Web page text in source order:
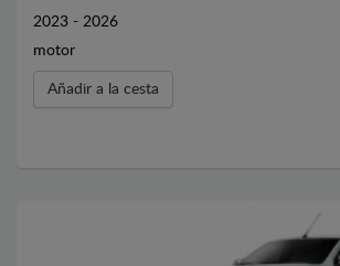
2023 - 2026
motor
Añadir a la cesta